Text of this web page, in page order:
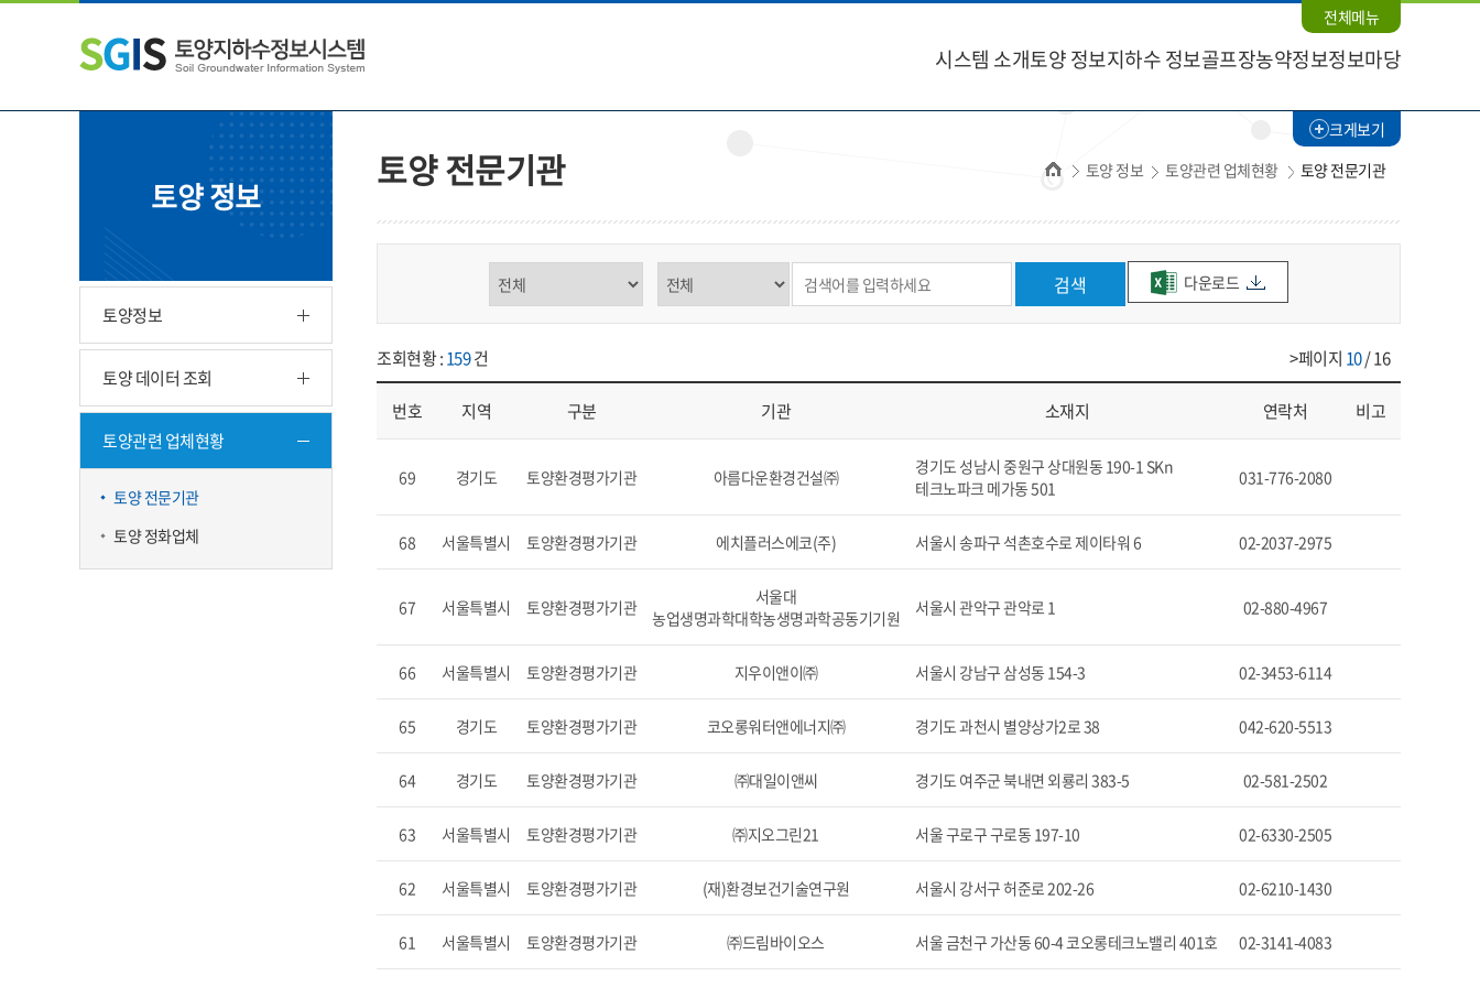
시스템 소개토양 정보지하수 정보골프장농약정보정보마당
전체메뉴
토양 정보
토양정보
토양 데이터 조회
토양관련 업체현황
토양 전문기관
토양 정화업체
토양 전문기관 홈 토양 정보 토양관련 업체현황 토양 전문기관
크게보기
검색 다운로드
조회현황 :159건 >페이지 10/ 16
번호 지역 구분 기관 소재지 연락처 비고
69 경기도 토양환경평가기관 아름다운환경건설㈜
경기도 성남시 중원구 상대원동 190-1 SKn
테크노파크 메가동 501
031-776-2080
68 서울특별시 토양환경평가기관 에치플러스에코(주) 서울시 송파구 석촌호수로 제이타워 6 02-2037-2975
67 서울특별시 토양환경평가기관
서울대
농업생명과학대학농생명과학공동기기원
서울시 관악구 관악로 1 02-880-4967
66 서울특별시 토양환경평가기관 지우이앤이㈜ 서울시 강남구 삼성동 154-3 02-3453-6114
65 경기도 토양환경평가기관 코오롱워터앤에너지㈜ 경기도 과천시 별양상가2로 38 042-620-5513
64 경기도 토양환경평가기관 ㈜대일이앤씨 경기도 여주군 북내면 외룡리 383-5 02-581-2502
63 서울특별시 토양환경평가기관 ㈜지오그린21 서울 구로구 구로동 197-10 02-6330-2505
62 서울특별시 토양환경평가기관 (재)환경보건기술연구원 서울시 강서구 허준로 202-26 02-6210-1430
61 서울특별시 토양환경평가기관 ㈜드림바이오스 서울 금천구 가산동 60-4 코오롱테크노밸리 401호 02-3141-4083